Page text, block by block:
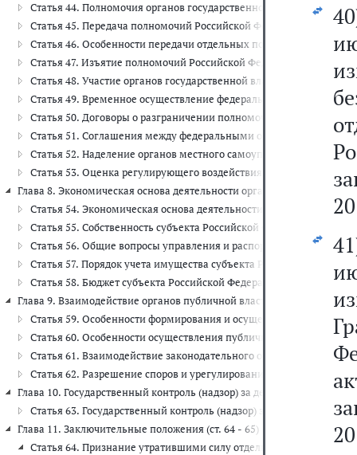
Статья 44. Полномочия органов государственной власти
Статья 45. Передача полномочий Российской Федерации по
Статья 46. Особенности передачи отдельных полномочий
Статья 47. Изъятие полномочий Российской Федерации,
Статья 48. Участие органов государственной власти
Статья 49. Временное осуществление федеральными органами
Статья 50. Договоры о разграничении полномочий
Статья 51. Соглашения между федеральными органами
Статья 52. Наделение органов местного самоуправления
Статья 53. Оценка регулирующего воздействия проектов
Глава 8. Экономическая основа деятельности органов публичной
Статья 54. Экономическая основа деятельности органов
Статья 55. Собственность субъекта Российской Федерации
Статья 56. Общие вопросы управления и распоряжения
Статья 57. Порядок учета имущества субъекта Российской
Статья 58. Бюджет субъекта Российской Федерации
Глава 9. Взаимодействие органов публичной власти в субъекте
Статья 59. Особенности формирования и осуществления
Статья 60. Особенности осуществления публичной власти на
Статья 61. Взаимодействие законодательного органа субъекта
Статья 62. Разрешение споров и урегулирование разногласий
Глава 10. Государственный контроль (надзор) за деятельностью
Статья 63. Государственный контроль (надзор) за
Глава 11. Заключительные положения (ст. 64 - 65)
Статья 64. Признание утратившими силу отдельных